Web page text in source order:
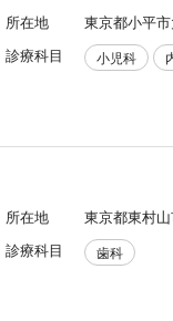
所在地
東京都小平
診療科目
小児科
所在地
東京都東村
診療科目
歯科